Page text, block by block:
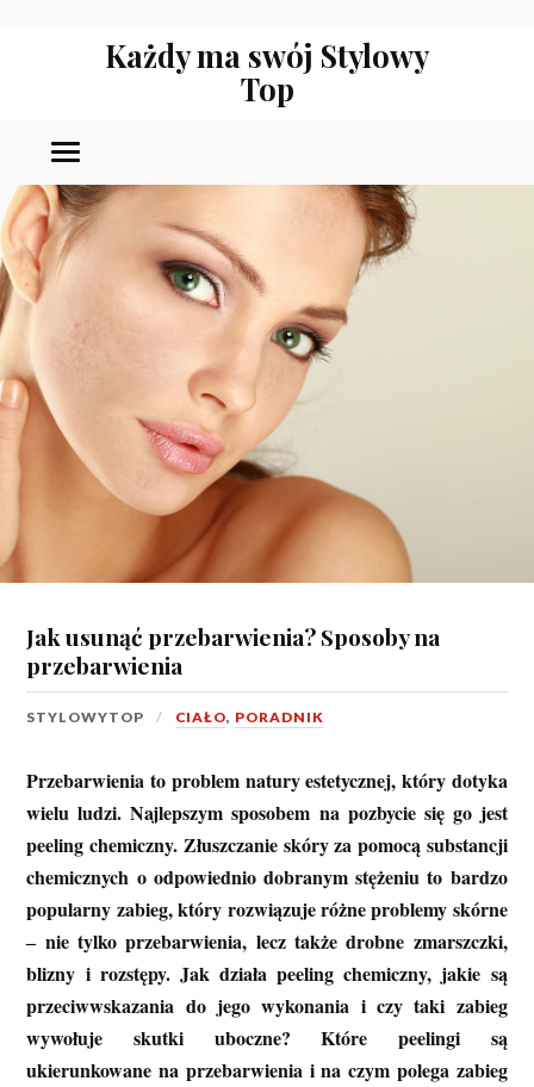
Każdy ma swój Stylowy
Top
Jak usunąć przebarwienia? Sposoby na
przebarwienia
STYLOWYTOP CIAŁO, PORADNIK
Przebarwienia to problem natury estetycznej, który dotyka
wielu ludzi. Najlepszym sposobem na pozbycie się go jest
peeling chemiczny. Złuszczanie skóry za pomocą substancji
chemicznych o odpowiednio dobranym stężeniu to bardzo
popularny zabieg, który rozwiązuje różne problemy skórne
‒ nie tylko przebarwienia, lecz także drobne zmarszczki,
blizny i rozstępy. Jak działa peeling chemiczny, jakie są
przeciwwskazania do jego wykonania i czy taki zabieg
wywołuje skutki uboczne? Które peelingi są
ukierunkowane na przebarwienia i na czym polega zabieg